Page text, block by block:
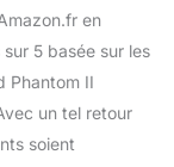
en
5 basée sur les
Phantom II
un tel retour
soient